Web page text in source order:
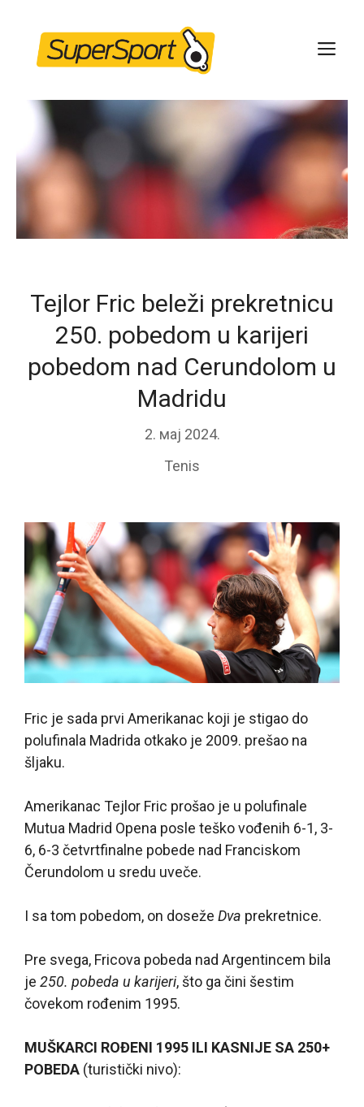
content
Tejlor Fric beleži prekretnicu
250. pobedom u karijeri
pobedom nad Cerundolom u
Madridu
2. мај 2024.
Tenis
Fric je sada prvi Amerikanac koji je stigao do
polufinala Madrida otkako je 2009. prešao na
šljaku.
Amerikanac Tejlor Fric prošao je u polufinale
Mutua Madrid Opena posle teško vođenih 6-1, 3-
6, 6-3 četvrtfinalne pobede nad Franciskom
Čerundolom u sredu uveče.
I sa tom pobedom, on doseže Dva prekretnice.
Pre svega, Fricova pobeda nad Argentincem bila
je 250. pobeda u karijeri, što ga čini šestim
čovekom rođenim 1995.
MUŠKARCI ROĐENI 1995 ILI KASNIJE SA 250+
POBEDA (turistički nivo):